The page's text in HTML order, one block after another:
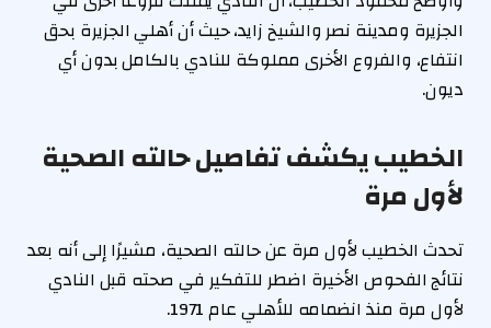
الجزيرة ومدينة نصر والشيخ زايد، حيث أن أهلي الجزيرة بحق
انتفاع، والفروع الأخرى مملوكة للنادي بالكامل بدون أي
ديون.
الخطيب يكشف تفاصيل حالته الصحية
لأول مرة
تحدث الخطيب لأول مرة عن حالته الصحية، مشيرًا إلى أنه بعد
نتائج الفحوص الأخيرة اضطر للتفكير في صحته قبل النادي
لأول مرة منذ انضمامه للأهلي عام 1971.